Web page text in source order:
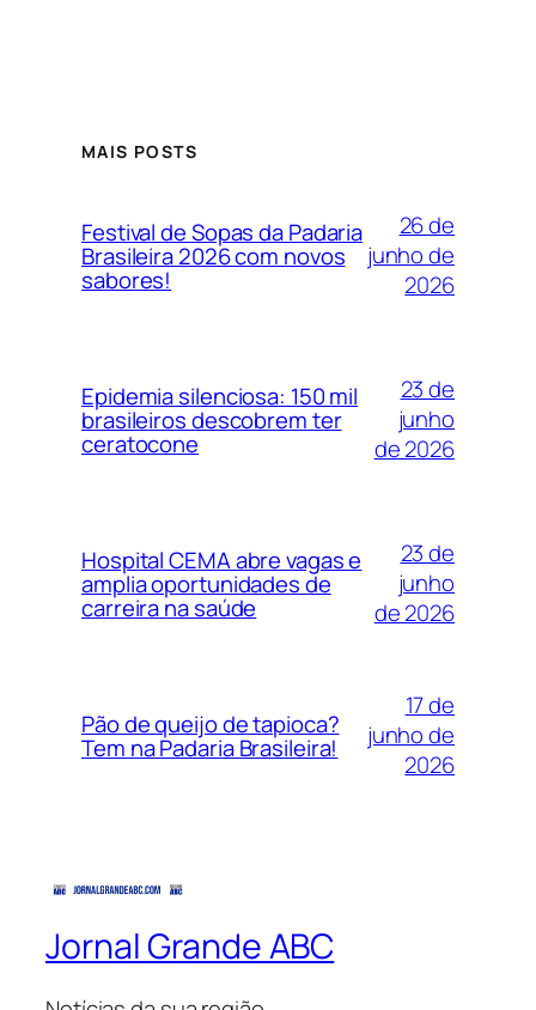
MAIS POSTS
Festival de Sopas da Padaria
Brasileira 2026 com novos
sabores!
26 de
junho de
2026
Epidemia silenciosa: 150 mil
brasileiros descobrem ter
ceratocone
23 de
junho
de 2026
Hospital CEMA abre vagas e
amplia oportunidades de
carreira na saúde
23 de
junho
de 2026
Pão de queijo de tapioca?
Tem na Padaria Brasileira!
17 de
junho de
2026
Jornal Grande ABC